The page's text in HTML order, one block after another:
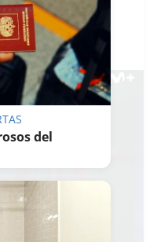
José Padilla,
una grave
del